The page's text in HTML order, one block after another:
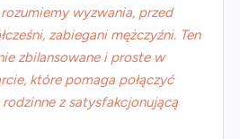
wyzwania, przed
zabiegani mężczyźni. Ten
zbilansowane i proste w
które pomaga połączyć
z satysfakcjonującą